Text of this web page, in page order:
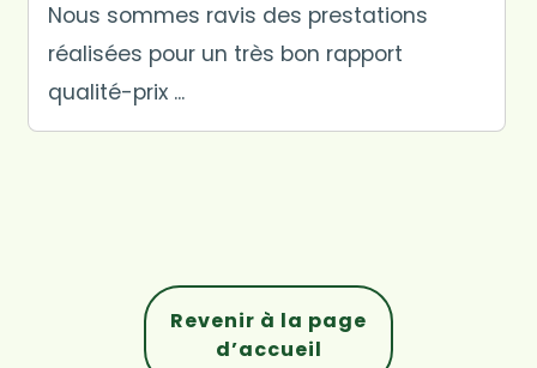
(portail et claustras) , de très bon
conseil, très pro. Je recommande
vivement...
Revenir à la page
d’accueil